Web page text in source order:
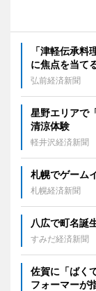
「津軽伝承
に焦点を当て
弘前経済新聞
星野エリアで
清涼体験
軽井沢経済新聞
札幌でゲーム
札幌経済新聞
八広で町名誕
すみだ経済新聞
佐賀に「ばく
フォーマーが